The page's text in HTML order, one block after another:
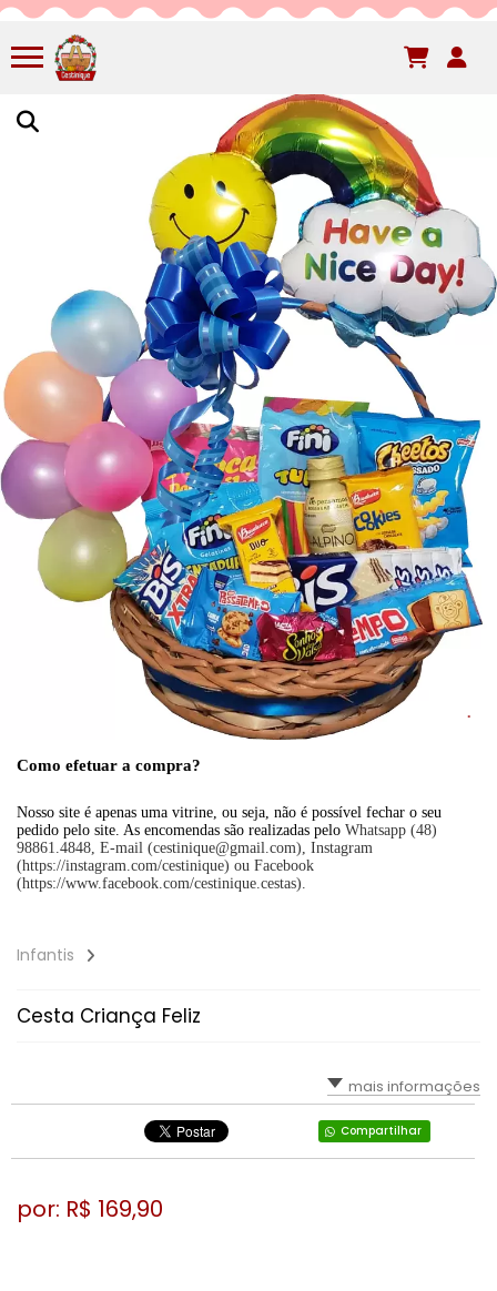
Como efetuar a compra?
Nosso site é apenas uma vitrine, ou seja, não é possível fechar o seu
pedido pelo site. As encomendas são realizadas pelo Whatsapp (48)
98861.4848, E-mail (cestinique@gmail.com), Instagram
(https://instagram.com/cestinique) ou Facebook
(https://www.facebook.com/cestinique.cestas).
Infantis
Cesta Criança Feliz
mais informações
Compartilhar
por: R$ 169,90